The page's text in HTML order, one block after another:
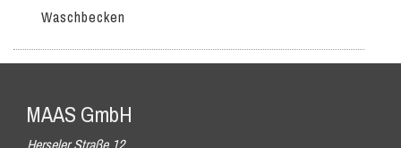
Waschbecken
MAAS GmbH